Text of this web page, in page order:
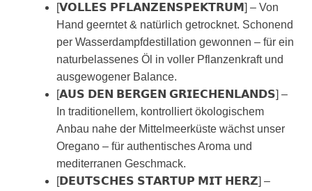
[𝗩𝗢𝗟𝗟𝗘𝗦 𝗣𝗙𝗟𝗔𝗡𝗭𝗘𝗡𝗦𝗣𝗘𝗞𝗧𝗥𝗨𝗠] – Von
Hand geerntet & natürlich getrocknet. Schonend
per Wasserdampfdestillation gewonnen – für ein
naturbelassenes Öl in voller Pflanzenkraft und
ausgewogener Balance.
[𝗔𝗨𝗦 𝗗𝗘𝗡 𝗕𝗘𝗥𝗚𝗘𝗡 𝗚𝗥𝗜𝗘𝗖𝗛𝗘𝗡𝗟𝗔𝗡𝗗𝗦] –
In traditionellem, kontrolliert ökologischem
Anbau nahe der Mittelmeerküste wächst unser
Oregano – für authentisches Aroma und
mediterranen Geschmack.
[𝗗𝗘𝗨𝗧𝗦𝗖𝗛𝗘𝗦 𝗦𝗧𝗔𝗥𝗧𝗨𝗣 𝗠𝗜𝗧 𝗛𝗘𝗥𝗭] –